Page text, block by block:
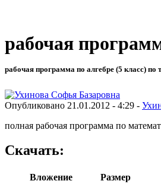
рабочая
рабочая программа по алгебре (5 класс) по
Опубликовано 21.01.2012 - 4:29 -
полная рабочая программа по
Скачать:
Вложение
Размер